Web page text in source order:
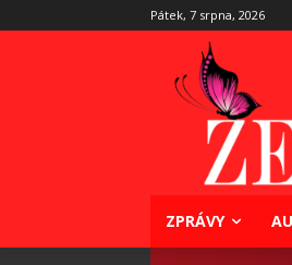
Pátek, 7 srpna, 2026
ZPRÁVY